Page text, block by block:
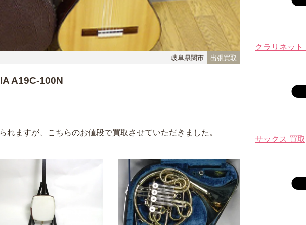
岐阜県関市 出張買取
A19C-100N
ますが、こちらのお値段で買取させていただきました。
クラリネット
サックス 買取